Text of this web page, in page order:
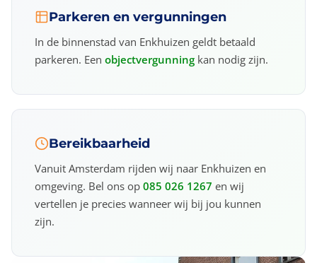
Parkeren en vergunningen
In de binnenstad van Enkhuizen geldt betaald
parkeren. Een objectvergunning kan nodig zijn.
Bereikbaarheid
Vanuit Amsterdam rijden wij naar Enkhuizen en
omgeving. Bel ons op 085 026 1267 en wij
vertellen je precies wanneer wij bij jou kunnen
zijn.